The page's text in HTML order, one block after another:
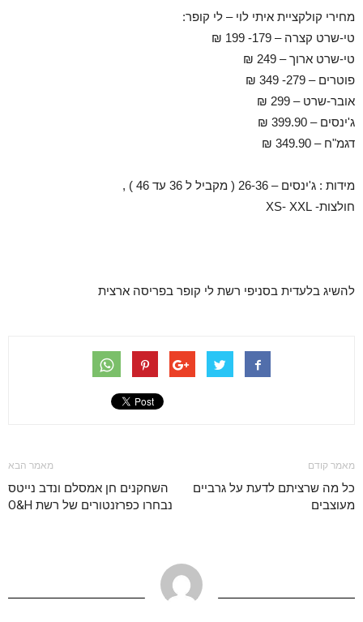
מחירי קולקציית איתי לוי – לי קופר:
טי-שרט קצרה – 179- 199 ₪
טי-שרט ארוך – 249 ₪
פוטרים – 279- 349 ₪
אובר-שרט – 299 ₪
ג'ינסים – 399.90 ₪
דגמ"ח – 349.90 ₪
מידות : ג'ינסים – 26-36 ( מקביל ל 36 עד 46 ) ,
חולצות- XS- XXL
להשיג בלעדית בסניפי רשת לי קופר בפריסה ארצית
מאמר קודם
כל מה שרציתם לדעת על גרביים
מעוצבים
מאמר הבא
השחקנים חן אמסלם ונדב נייטס
נבחרו כפרזנטורים של רשת O&H